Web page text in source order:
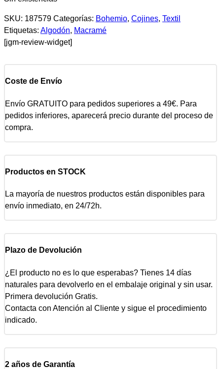
SKU: 187579 Categorías: Bohemio, Cojines, Textil
Etiquetas: Algodón, Macramé
[jgm-review-widget]
Coste de Envío
Envío GRATUITO para pedidos superiores a 49€. Para
pedidos inferiores, aparecerá precio durante del proceso de
compra.
Productos en STOCK
La mayoría de nuestros productos están disponibles para
envío inmediato, en 24/72h.
Plazo de Devolución
¿El producto no es lo que esperabas? Tienes 14 días
naturales para devolverlo en el embalaje original y sin usar.
Primera devolución Gratis.
Contacta con Atención al Cliente y sigue el procedimiento
indicado.
2 años de Garantía